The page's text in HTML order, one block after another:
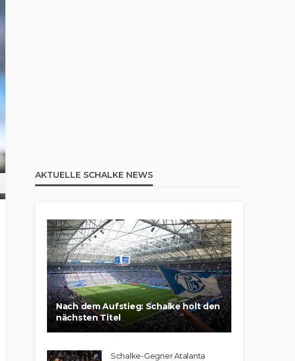
AKTUELLE SCHALKE NEWS
Nach dem Aufstieg: Schalke holt den
nächsten Titel
Schalke-Gegner Atalanta